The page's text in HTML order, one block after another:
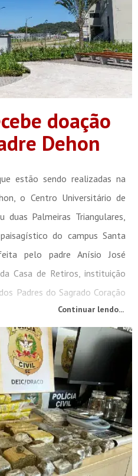
doação
Dehon
estão sendo realizadas na
o Centro Universitário de
duas Palmeiras Triangulares,
do campus Santa
pelo padre Anísio José
Casa de Retiros, instituição
Padres do Sagrado Coração
Continuar lendo...